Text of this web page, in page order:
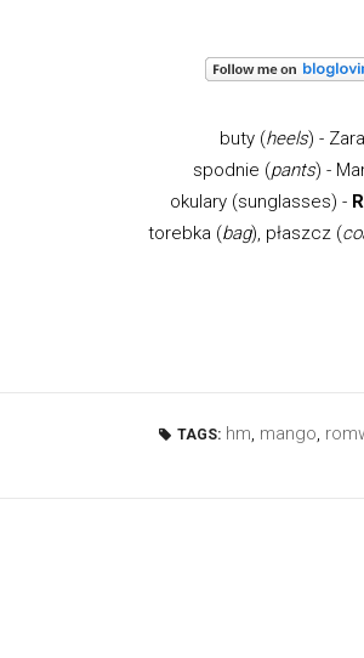
buty (heels) - Zara
spodnie (pants) -
okulary (sunglasses) -
torebka (bag), płaszcz (
TAGS: hm, mango,